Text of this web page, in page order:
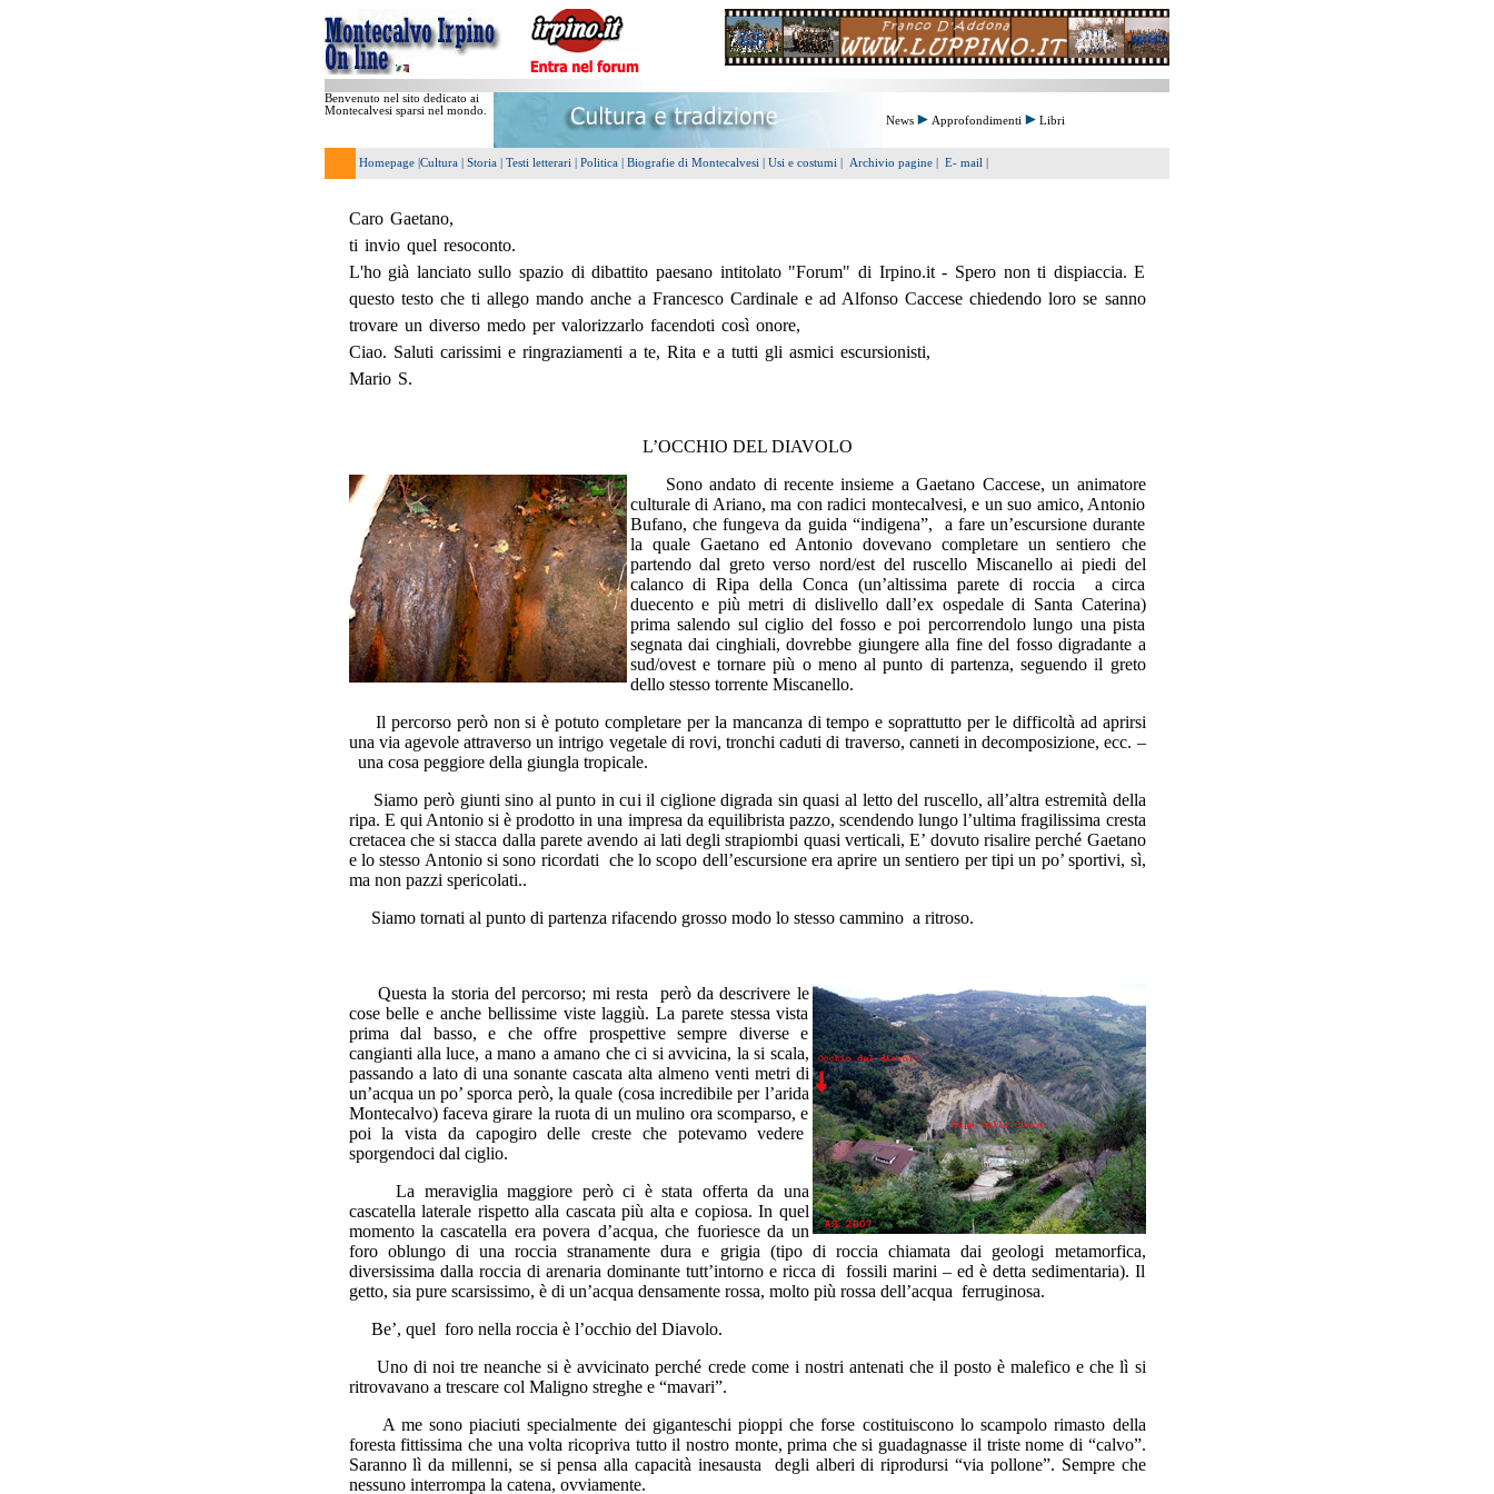
Benvenuto nel sito dedicato ai
Montecalvesi sparsi nel mondo.
News
Approfondimenti Libri
Homepage Cultura Storia Testi letterari Politica Biografie di Montecalvesi Usi e costumi Archivio pagine E- mail
Caro Gaetano,
ti invio quel resoconto.
L'ho già lanciato sullo spazio di dibattito paesano intitolato "Forum" di Irpino.it - Spero non ti dispiaccia. E
questo testo che ti allego mando anche a Francesco Cardinale e ad Alfonso Caccese chiedendo loro se sanno
trovare un diverso medo per valorizzarlo facendoti così onore,
Ciao. Saluti carissimi e ringraziamenti a te, Rita e a tutti gli asmici escursionisti,
Mario S.
L’OCCHIO DEL DIAVOLO
Sono andato di recente insieme a Gaetano Caccese, un animatore
culturale di Ariano, ma con radici montecalvesi, e un suo amico, Antonio
Bufano, che fungeva da guida “indigena”, a fare un’escursione durante
la quale Gaetano ed Antonio dovevano completare un sentiero che
partendo dal greto verso nord/est del ruscello Miscanello ai piedi del
calanco di Ripa della Conca (un’altissima parete di roccia a circa
duecento e più metri di dislivello dall’ex ospedale di Santa Caterina)
prima salendo sul ciglio del fosso e poi percorrendolo lungo una pista
segnata dai cinghiali, dovrebbe giungere alla fine del fosso digradante a
sud/ovest e tornare più o meno al punto di partenza, seguendo il greto
dello stesso torrente Miscanello.
Il percorso però non si è potuto completare per la mancanza di tempo e soprattutto per le difficoltà ad aprirsi
una via agevole attraverso un intrigo vegetale di rovi, tronchi caduti di traverso, canneti in decomposizione, ecc. –
una cosa peggiore della giungla tropicale.
Siamo però giunti sino al punto in cui il ciglione digrada sin quasi al letto del ruscello, all’altra estremità della
ripa. E qui Antonio si è prodotto in una impresa da equilibrista pazzo, scendendo lungo l’ultima fragilissima cresta
cretacea che si stacca dalla parete avendo ai lati degli strapiombi quasi verticali, E’ dovuto risalire perché Gaetano
e lo stesso Antonio si sono ricordati che lo scopo dell’escursione era aprire un sentiero per tipi un po’ sportivi, sì,
ma non pazzi spericolati..
Siamo tornati al punto di partenza rifacendo grosso modo lo stesso cammino a ritroso.
Questa la storia del percorso; mi resta però da descrivere le
cose belle e anche bellissime viste laggiù. La parete stessa vista
prima dal basso, e che offre prospettive sempre diverse e
cangianti alla luce, a mano a amano che ci si avvicina, la si scala,
passando a lato di una sonante cascata alta almeno venti metri di
un’acqua un po’ sporca però, la quale (cosa incredibile per l’arida
Montecalvo) faceva girare la ruota di un mulino ora scomparso, e
poi la vista da capogiro delle creste che potevamo vedere
sporgendoci dal ciglio.
La meraviglia maggiore però ci è stata offerta da una
cascatella laterale rispetto alla cascata più alta e copiosa. In quel
momento la cascatella era povera d’acqua, che fuoriesce da un
foro oblungo di una roccia stranamente dura e grigia (tipo di roccia chiamata dai geologi metamorfica,
diversissima dalla roccia di arenaria dominante tutt’intorno e ricca di fossili marini – ed è detta sedimentaria). Il
getto, sia pure scarsissimo, è di un’acqua densamente rossa, molto più rossa dell’acqua ferruginosa.
Be’, quel foro nella roccia è l’occhio del Diavolo.
Uno di noi tre neanche si è avvicinato perché crede come i nostri antenati che il posto è malefico e che lì si
ritrovavano a trescare col Maligno streghe e “mavari”.
A me sono piaciuti specialmente dei giganteschi pioppi che forse costituiscono lo scampolo rimasto della
foresta fittissima che una volta ricopriva tutto il nostro monte, prima che si guadagnasse il triste nome di “calvo”.
Saranno lì da millenni, se si pensa alla capacità inesausta degli alberi di riprodursi “via pollone”. Sempre che
nessuno interrompa la catena, ovviamente.